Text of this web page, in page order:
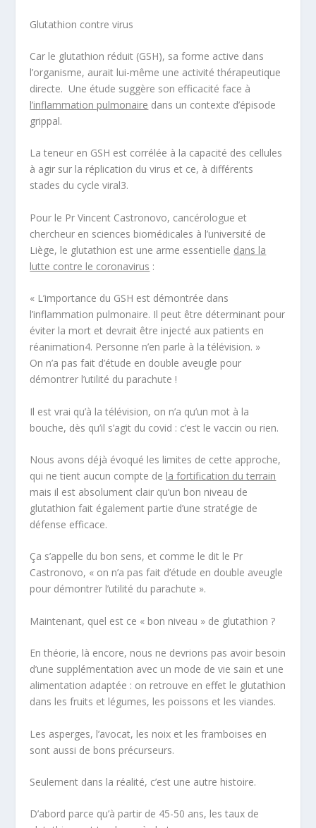
Glutathion contre virus
Car le glutathion réduit (GSH), sa forme active dans
l’organisme, aurait lui-même une activité thérapeutique
directe. Une étude suggère son efficacité face à
l’inflammation pulmonaire dans un contexte d’épisode
grippal.
La teneur en GSH est corrélée à la capacité des cellules
à agir sur la réplication du virus et ce, à différents
stades du cycle viral3.
Pour le Pr Vincent Castronovo, cancérologue et
chercheur en sciences biomédicales à l’université de
Liège, le glutathion est une arme essentielle dans la
lutte contre le coronavirus :
« L’importance du GSH est démontrée dans
l’inflammation pulmonaire. Il peut être déterminant pour
éviter la mort et devrait être injecté aux patients en
réanimation4. Personne n’en parle à la télévision. »
On n’a pas fait d’étude en double aveugle pour
démontrer l’utilité du parachute !
Il est vrai qu’à la télévision, on n’a qu’un mot à la
bouche, dès qu’il s’agit du covid : c’est le vaccin ou rien.
Nous avons déjà évoqué les limites de cette approche,
qui ne tient aucun compte de la fortification du terrain
mais il est absolument clair qu’un bon niveau de
glutathion fait également partie d’une stratégie de
défense efficace.
Ça s’appelle du bon sens, et comme le dit le Pr
Castronovo, « on n’a pas fait d’étude en double aveugle
pour démontrer l’utilité du parachute ».
Maintenant, quel est ce « bon niveau » de glutathion ?
En théorie, là encore, nous ne devrions pas avoir besoin
d’une supplémentation avec un mode de vie sain et une
alimentation adaptée : on retrouve en effet le glutathion
dans les fruits et légumes, les poissons et les viandes.
Les asperges, l’avocat, les noix et les framboises en
sont aussi de bons précurseurs.
Seulement dans la réalité, c’est une autre histoire.
D’abord parce qu’à partir de 45-50 ans, les taux de